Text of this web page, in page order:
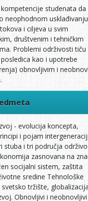
studenata da
neophodnom usklađivanju
i ciljeva u svim
društvenim i tehničkim
Problemi održivosti tiču
kao i upotrebe
obnovljivim i
- evolucija koncepta,
i pojam
stuba i tri područja
zasnovana na
socijalni sistem, zaštita
sredine Tehnološke
tržište,
Obnovljivi i neobnovljivi